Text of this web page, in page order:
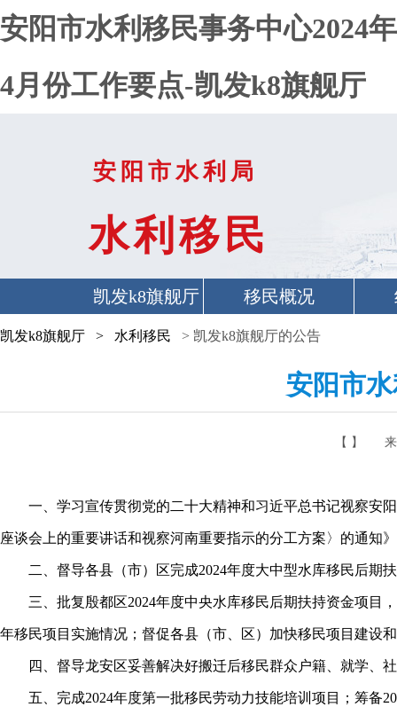
安阳市水利移民事务中心2024年
4月份工作要点-凯发k8旗舰厅
安阳市水利局
水利移民
凯发k8旗舰厅
首页
移民概况
凯发k8旗舰厅 > 水利移民 > 凯发k8旗舰厅的公告
安阳市
【 】
一、学习宣传贯彻党的二十大精神和习近平总书记视察安阳
座谈会上的重要讲话和视察河南重要指示的分工方案〉的通知
二、督导各县（市）区完成2024年度大中型水库移民后期
三、批复殷都区2024年度中央水库移民后期扶持资金项目，
年移民项目实施情况；督促各县（市、区）加快移民项目建设
四、督导龙安区妥善解决好搬迁后移民群众户籍、就学、社
五、完成2024年度第一批移民劳动力技能培训项目；筹备